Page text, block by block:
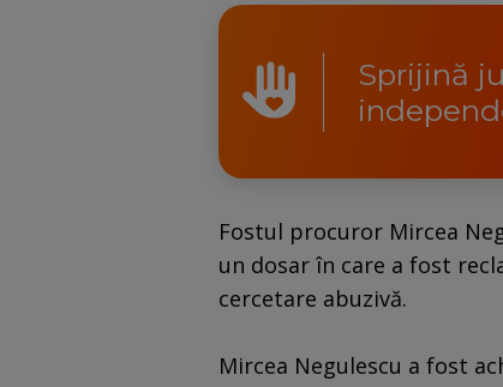
Sprijină
Fostul procuror Mircea
un dosar în care a fost
cercetare abuzivă.
Mircea Negulescu a fost